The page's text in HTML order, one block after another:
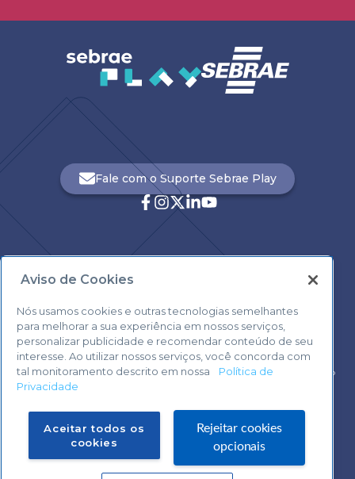
0800 570 0800
Fale com o Suporte Sebrae Play
Voltar ao topo
Aviso de Cookies
Nós usamos cookies e outras tecnologias semelhantes
para melhorar a sua experiência em nossos serviços,
personalizar publicidade e recomendar conteúdo de seu
interesse. Ao utilizar nossos serviços, você concorda com
tal monitoramento descrito em nossa
Política de
Privacidade
Aceitar todos os
cookies
Rejeitar cookies
opcionais